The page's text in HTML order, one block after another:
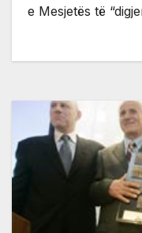
e Mesjetës të